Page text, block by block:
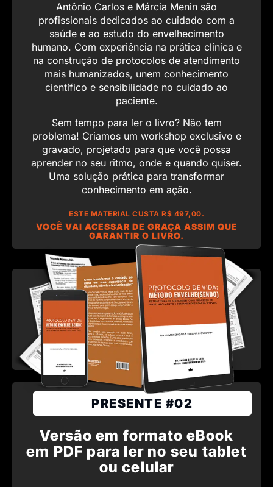
Antônio Carlos e Márcia Menin são
profissionais dedicados ao cuidado com a
saúde e ao estudo do envelhecimento
humano. Com experiência na prática clínica e
na construção de protocolos de atendimento
mais humanizados, unem conhecimento
científico e sensibilidade no cuidado ao
paciente.
Sem tempo para ler o livro? Não tem
problema! Criamos um workshop exclusivo e
gravado, projetado para que você possa
aprender no seu ritmo, onde e quando quiser.
Uma solução prática para transformar
conhecimento em ação.
ESTE MATERIAL CUSTA R$ 497,00.
VOCÊ VAI ACESSAR DE GRAÇA ASSIM QUE
GARANTIR O LIVRO.
PRESENTE #02
Versão em formato eBook
em PDF para ler no seu tablet
ou celular